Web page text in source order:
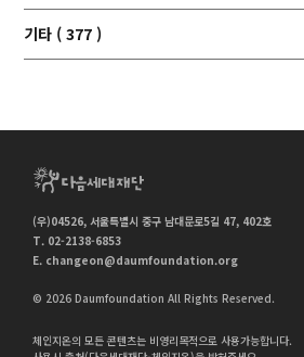
기타 ( 377 )
(우)04526, 서울특별시 중구 남대문로5길 47, 402호
T. 02-2138-6853
E. changeon@daumfoundation.org
© 2026 Daumfoundation All Rights Reserved.
체인지온의 모든 콘텐츠는 비영리목적으로 사용가능합니다.